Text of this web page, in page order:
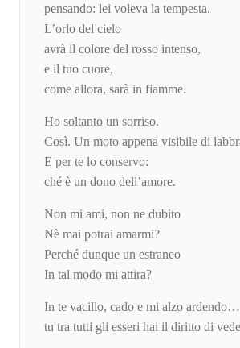
pensando: lei voleva la tempesta.
L’orlo del cielo
avrà il colore del rosso intenso,
e il tuo cuore,
come allora, sarà in fiamme.
Ho soltanto un sorriso.
Così. Un moto appena visibile di
E per te lo conservo:
ché è un dono dell’amore.
Non mi ami, non ne dubito
Nè mai potrai amarmi?
Perché dunque un estraneo
In tal modo mi attira?
In te vacillo, cado e mi alzo ardendo…
tu tra tutti gli esseri hai il diritto di